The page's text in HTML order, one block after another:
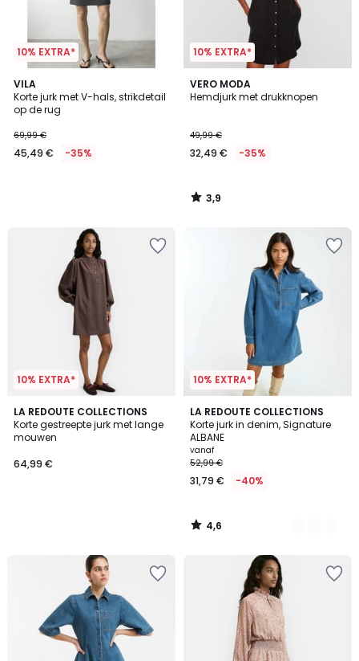
10% EXTRA*
VILA
Korte jurk met V-hals, strikdetail
op de rug
69,99 €
45,49 € -35%
10% EXTRA*
VERO MODA
Hemdjurk met drukknopen
49,99 €
32,49 € -35%
3,9
/ 5
3,9
/
10% EXTRA*
LA REDOUTE COLLECTIONS
Korte gestreepte jurk met lange
mouwen
64,99 €
10% EXTRA*
LA REDOUTE COLLECTIONS
Korte jurk in denim, Signature
ALBANE
vanaf
52,99 €
31,79 € -40%
4,6
/ 5
2
Kleuren
4,6
/